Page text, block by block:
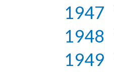
1947
1948
1949